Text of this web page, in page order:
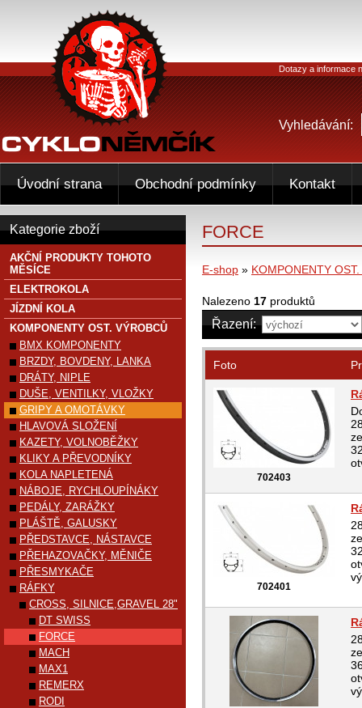
FORCE
E-shop » KOMPONENTY
Nalezeno 17 produktů
Řazení:
Foto
702403
702401
Kategorie zboží
AKČNÍ PRODUKTY TOHOTO
MĚSÍCE
ELEKTROKOLA
JÍZDNÍ KOLA
KOMPONENTY OST. VÝROBCŮ
BMX KOMPONENTY
BRZDY, BOVDENY, LANKA
DRÁTY, NIPLE
DUŠE, VENTILKY, VLOŽKY
GRIPY A OMOTÁVKY
HLAVOVÁ SLOŽENÍ
KAZETY, VOLNOBĚŽKY
KLIKY A PŘEVODNÍKY
KOLA NAPLETENÁ
NÁBOJE, RYCHLOUPÍNÁKY
PEDÁLY, ZARÁŽKY
PLÁŠTĚ, GALUSKY
PŘEDSTAVCE, NÁSTAVCE
PŘEHAZOVAČKY, MĚNIČE
PŘESMYKAČE
RÁFKY
CROSS, SILNICE,GRAVEL 28"
DT SWISS
FORCE
MACH
MAX1
REMERX
RODI
Dotazy a informace
Vyhledávání:
Úvodní strana Obchodní podmínky Kontakt